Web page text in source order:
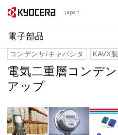
Japan
電子部品
コンデンサ/キャパシタ KAVX
電気二重層コンデ
アップ